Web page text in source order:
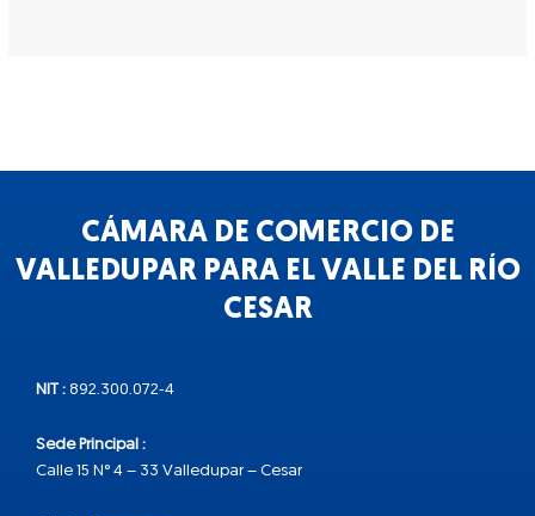
CÁMARA DE COMERCIO DE
VALLEDUPAR PARA EL VALLE DEL RÍO
CESAR
NIT : 892.300.072-4
Sede Principal :
Calle 15 N° 4 – 33 Valledupar – Cesar